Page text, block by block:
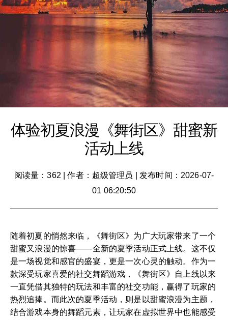
体验初夏浪漫《舞街区》甜蜜新
活动上线
阅读量：362 |作者：超级管理员
发布时间：2026-07-
01 06:20:50
随着初夏的悄然来临，《舞街区》为广大玩家带来了一个
甜蜜又浪漫的惊喜——全新的夏季活动正式上线。这不仅
是一场视觉和感官的盛宴，更是一次心灵的触动。作为一
款深受玩家喜爱的社交舞蹈游戏，《舞街区》自上线以来
一直凭借其独特的玩法和丰富的社交功能，赢得了玩家的
热烈追捧。而此次的夏季活动，则是以甜蜜浪漫为主题，
结合游戏本身的舞蹈元素，让玩家在虚拟世界中也能感受